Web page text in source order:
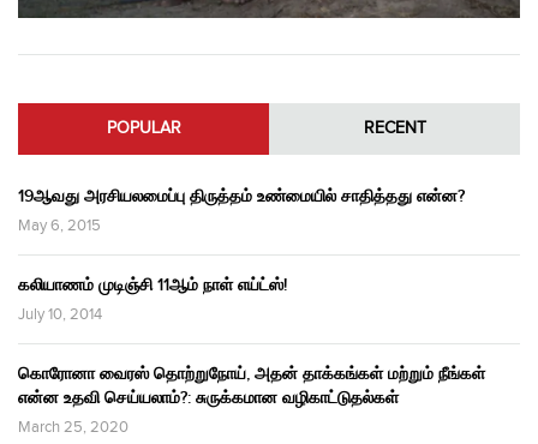
POPULAR RECENT
19ஆவது அரசியலமைப்பு திருத்தம் உண்மையில் சாதித்தது என்ன?
May 6, 2015
கலியாணம் முடிஞ்சி 11ஆம் நாள் எய்ட்ஸ்!
July 10, 2014
கொரோனா வைரஸ் தொற்றுநோய், அதன் தாக்கங்கள் மற்றும் நீங்கள்
என்ன உதவி செய்யலாம்?: சுருக்கமான வழிகாட்டுதல்கள்
March 25, 2020